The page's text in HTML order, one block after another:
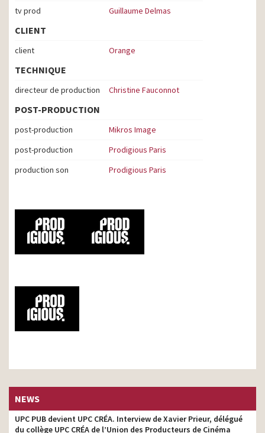
tv prod
Guillaume Delmas
CLIENT
client Orange
TECHNIQUE
directeur de production Christine Fauconnot
POST-PRODUCTION
post-production
Mikros Image
post-production
Prodigious Paris
production son
Prodigious Paris
NEWS
UPC PUB devient UPC CRÉA. Interview de Xavier Prieur, délégué
du collège UPC CRÉA de l’Union des Producteurs de Cinéma